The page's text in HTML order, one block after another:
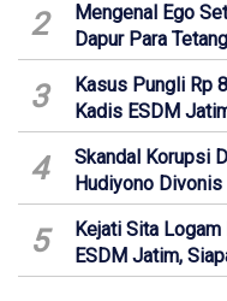
2
Mengenal Ego
Dapur Para
3
Kasus Pungli Rp
Kadis ESDM
4
Skandal Korupsi
Hudiyono Divonis
5
Kejati Sita
ESDM Jatim,